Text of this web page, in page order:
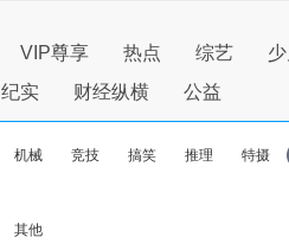
VIP尊享 热点 综艺
纪实 财经纵横 公益
机械 竞技 搞笑 推理
特摄
其他